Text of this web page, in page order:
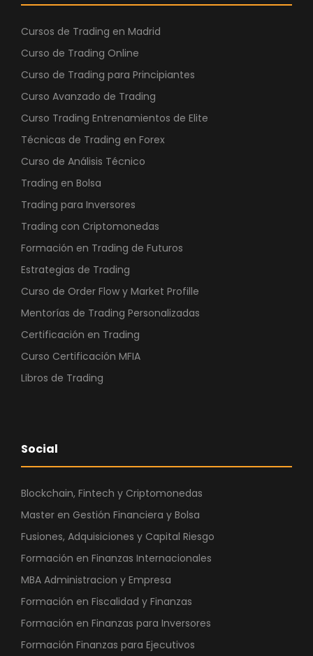
Cursos de Trading en Madrid
Curso de Trading Online
Curso de Trading para Principiantes
Curso Avanzado de Trading
Curso Trading Entrenamientos de Elite
Técnicas de Trading en Forex
Curso de Análisis Técnico
Trading en Bolsa
Trading para Inversores
Trading con Criptomonedas
Formación en Trading de Futuros
Estrategias de Trading
Curso de Order Flow y Market Profille
Mentorías de Trading Personalizadas
Certificación en Trading
Curso Certificación MFIA
Libros de Trading
Social
Blockchain, Fintech y Criptomonedas
Master en Gestión Financiera y Bolsa
Fusiones, Adquisiciones y Capital Riesgo
Formación en Finanzas Internacionales
MBA Administracion y Empresa
Formación en Fiscalidad y Finanzas
Formación en Finanzas para Inversores
Formación Finanzas para Ejecutivos